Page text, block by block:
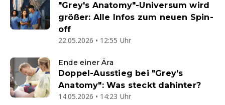
"Grey's Anatomy"-Universum wird
größer: Alle Infos zum neuen Spin-
off
22.05.2026 • 12:55 Uhr
Ende einer Ära
Doppel-Ausstieg bei "Grey's
Anatomy": Was steckt dahinter?
14.05.2026 • 14:23 Uhr